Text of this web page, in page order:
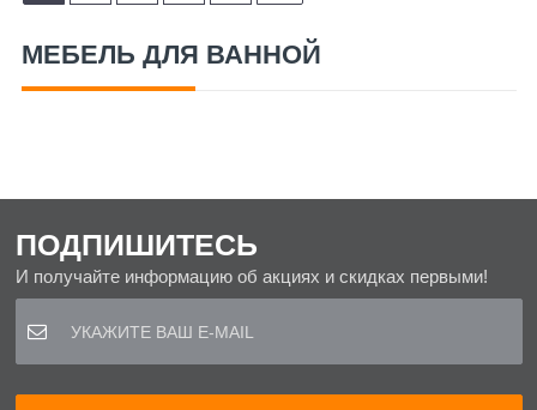
МЕБЕЛЬ ДЛЯ ВАННОЙ
ПОДПИШИТЕСЬ
И получайте информацию об акциях и скидках первыми!